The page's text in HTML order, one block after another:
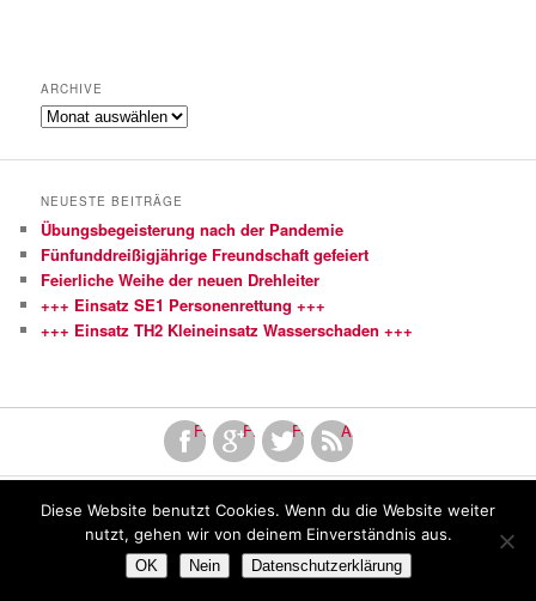
ARCHIVE
Archive
NEUESTE BEITRÄGE
Übungsbegeisterung nach der Pandemie
Fünfunddreißigjährige Freundschaft gefeiert
Feierliche Weihe der neuen Drehleiter
+++ Einsatz SE1 Personenrettung +++
+++ Einsatz TH2 Kleineinsatz Wasserschaden +++
FacebookFinde uns bei Google+
Folge uns bei Twitter!
Abonniere unseren RSS
Copyright by Freiwillige Feuerwehr Mutlangen
Diese Website benutzt Cookies. Wenn du die Website weiter
nutzt, gehen wir von deinem Einverständnis aus.
OK Nein Datenschutzerklärung